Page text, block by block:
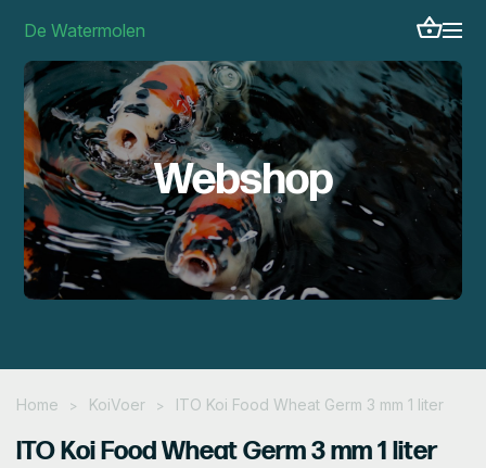
De Watermolen
Webshop
Home > KoiVoer > ITO Koi Food Wheat Germ 3 mm 1 liter
ITO Koi Food Wheat Germ 3 mm 1 liter